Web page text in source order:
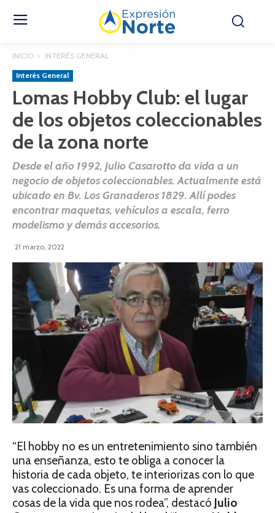
INICIO INTERÉS GENERAL
Interés General
Lomas Hobby Club: el lugar
de los objetos coleccionables
de la zona norte
Desde el año 1992, Julio Casarotto da vida a un
negocio de objetos coleccionables. Actualmente está
ubicado en Bv. Los Granaderos 1829. Allí podes
encontrar maquetas, vehículos a escala, ferro
modelismo y demás accesorios.
21 marzo, 2022
“El hobby no es un entretenimiento sino también
una enseñanza, esto te obliga a conocer la
historia de cada objeto, te interiorizas con lo que
vas coleccionado. Es una forma de aprender
cosas de la vida que nos rodea”, destacó Julio